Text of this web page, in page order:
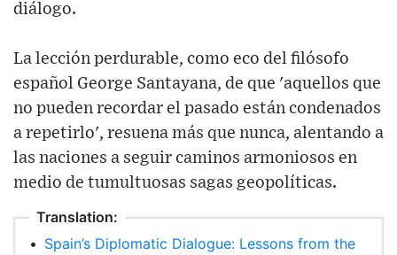
diálogo.
La lección perdurable, como eco del filósofo
español George Santayana, de que 'aquellos que
no pueden recordar el pasado están condenados
a repetirlo', resuena más que nunca, alentando a
las naciones a seguir caminos armoniosos en
medio de tumultuosas sagas geopolíticas.
Translation:
• Spain’s Diplomatic Dialogue: Lessons from the